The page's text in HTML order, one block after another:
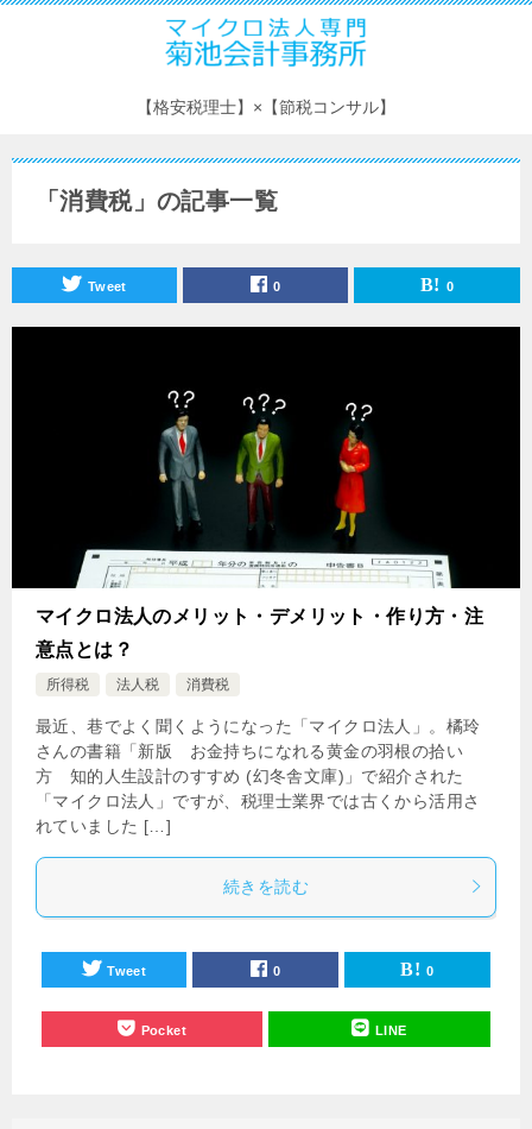
【格安税理士】×【節税コンサル】
「消費税」の記事一覧
Tweet 0 0
マイクロ法人のメリット・デメリット・作り方・注
意点とは？
所得税 法人税 消費税
最近、巷でよく聞くようになった「マイクロ法人」。橘玲
さんの書籍「新版 お金持ちになれる黄金の羽根の拾い
方 知的人生設計のすすめ (幻冬舎文庫)」で紹介された
「マイクロ法人」ですが、税理士業界では古くから活用さ
れていました […]
続きを読む
Tweet 0 0
Pocket LINE